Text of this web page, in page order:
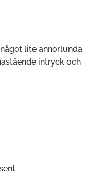
lite annorlunda
intryck och